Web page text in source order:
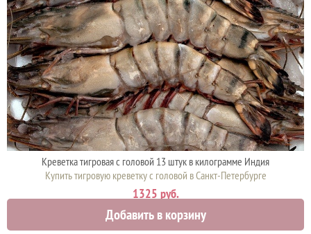
Креветка тигровая с головой 13 штук в килограмме Индия
Купить тигровую креветку с головой в Санкт-Петербурге
1325 руб.
Добавить в корзину